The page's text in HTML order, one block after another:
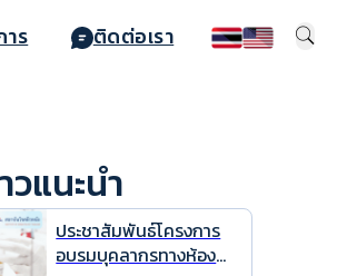
าร ติดต่อเรา
วแนะนำ
ประชาสัมพันธ์โครงการ
อบรมบุคลากรทางห้อง